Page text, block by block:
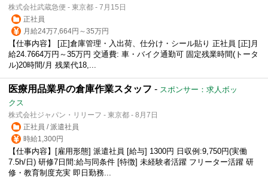
株式会社武蔵急便 - 東京都 - 7月15日
正社員
月給24万7,664円～35万円
【仕事内容】 [正]倉庫管理・入出荷、仕分け・シール貼り 正社員 [正]月
給24.7664万円～35万円 交通費: 車・バイク通勤可 固定残業時間(トータ
ル)20時間/月 残業代18,...
医療用品業界の倉庫作業スタッフ - スポンサー：求人ボッ
クス
株式会社ジャパン・リリーフ - 東京都 - 8月7日
正社員 / 派遣社員
時給1,300円
【仕事内容】[雇用形態] 派遣社員 [給与] 1300円 日収例:9,750円(実働
7.5h/日) 研修7日間:給与同条件 [特徴] 未経験者活躍 フリーター活躍 研
修・教育制度充実 即日勤務...